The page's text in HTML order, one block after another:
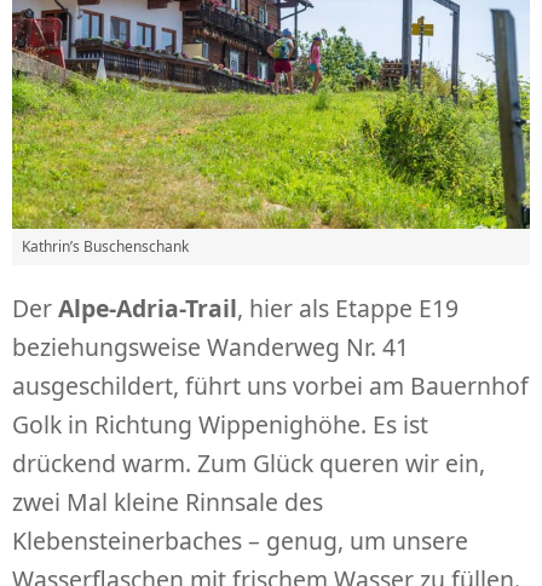
Kathrin’s Buschenschank
DerAlpe-Adria-Trail, hier als Etappe E19
beziehungsweise Wanderweg Nr. 41
ausgeschildert, führt uns vorbei am Bauernhof
Golk in Richtung Wippenighöhe. Es ist
drückend warm. Zum Glück queren wir ein,
zwei Mal kleine Rinnsale des
Klebensteinerbaches – genug, um unsere
Wasserflaschen mit frischem Wasser zu füllen.